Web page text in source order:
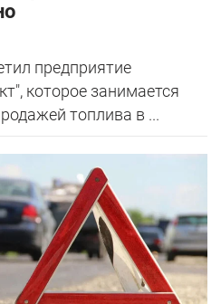
предприятие
которое занимается
топлива в ...